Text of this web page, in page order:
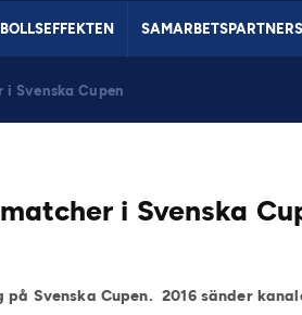
SAMARBETSPARTNERS
i Svenska Cupen
i Svenska
Svenska Cupen. 2016 sänder